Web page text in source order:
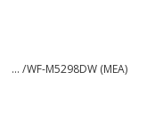
... /WF-M5298DW (MEA)